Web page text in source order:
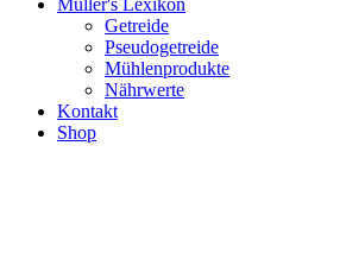
Müller's Lexikon
Getreide
Pseudogetreide
Mühlenprodukte
Nährwerte
Kontakt
Shop